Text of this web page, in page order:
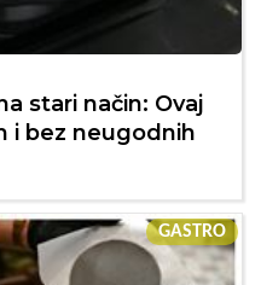
stari način: Ovaj
i bez neugodnih
GASTRO